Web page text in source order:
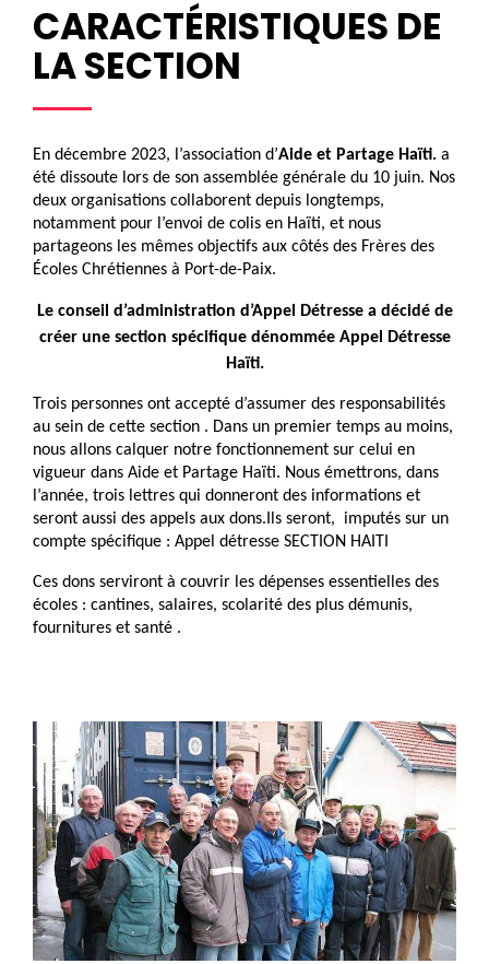
CARACTÉRISTIQUES DE
LA SECTION
En décembre 2023, l’association d’Aide et Partage Haïti. a
été dissoute lors de son assemblée générale du 10 juin. Nos
deux organisations collaborent depuis longtemps,
notamment pour l’envoi de colis en Haïti, et nous
partageons les mêmes objectifs aux côtés des Frères des
Écoles Chrétiennes à Port-de-Paix.
Le conseil d’administration d’Appel Détresse a décidé de
créer une section spécifique dénommée Appel Détresse
Haïti.
Trois personnes ont accepté d’assumer des responsabilités
au sein de cette section . Dans un premier temps au moins,
nous allons calquer notre fonctionnement sur celui en
vigueur dans Aide et Partage Haïti. Nous émettrons, dans
l’année, trois lettres qui donneront des informations et
seront aussi des appels aux dons.Ils seront, imputés sur un
compte spécifique : Appel détresse SECTION HAITI
Ces dons serviront à couvrir les dépenses essentielles des
écoles : cantines, salaires, scolarité des plus démunis,
fournitures et santé .